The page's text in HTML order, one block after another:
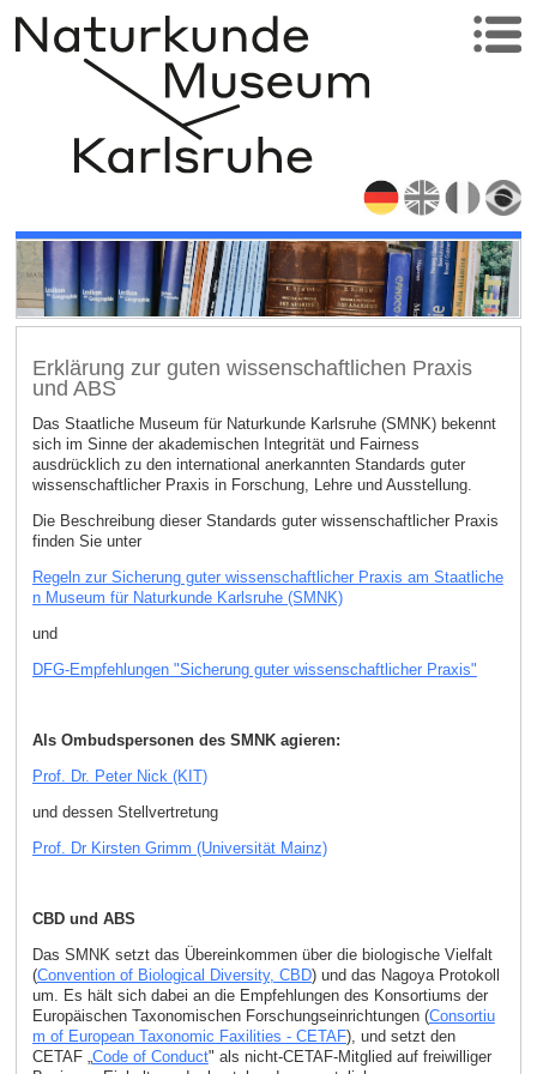
Erklärung zur guten wissenschaftlichen Praxis
und ABS
Das Staatliche Museum für Naturkunde Karlsruhe (SMNK) bekennt
sich im Sinne der akademischen Integrität und Fairness
ausdrücklich zu den international anerkannten Standards guter
wissenschaftlicher Praxis in Forschung, Lehre und Ausstellung.
Die Beschreibung dieser Standards guter wissenschaftlicher Praxis
finden Sie unter
Regeln zur Sicherung guter wissenschaftlicher Praxis am Staatliche
n Museum für Naturkunde Karlsruhe (SMNK)
und
DFG-Empfehlungen "Sicherung guter wissenschaftlicher Praxis"
Als Ombudspersonen des SMNK agieren:
Prof. Dr. Peter Nick (KIT)
und dessen Stellvertretung
Prof. Dr Kirsten Grimm (Universität Mainz)
CBD und ABS
Das SMNK setzt das Übereinkommen über die biologische Vielfalt
(Convention of Biological Diversity, CBD) und das Nagoya Protokoll
um. Es hält sich dabei an die Empfehlungen des Konsortiums der
Europäischen Taxonomischen Forschungseinrichtungen (Consortiu
m of European Taxonomic Faxilities - CETAF), und setzt den
CETAF „ Code of Conduct" als nicht-CETAF-Mitglied auf freiwilliger